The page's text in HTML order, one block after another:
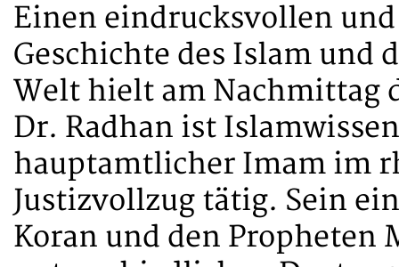
Einen eindrucksvollen
Geschichte des Islam und
Welt hielt am Nachmittag
Dr. Radhan ist
hauptamtlicher Imam im
Justizvollzug tätig. Sein
Koran und den Propheten